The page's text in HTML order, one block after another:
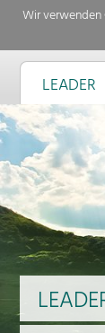
Wir verwenden
LEADER